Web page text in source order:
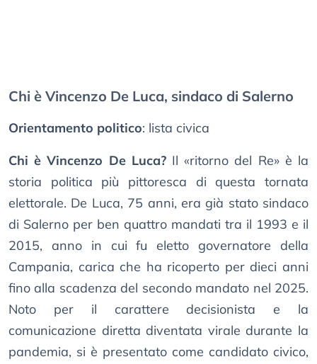
Chi è Vincenzo De Luca, sindaco di Salerno
Orientamento politico: lista civica
Chi è Vincenzo De Luca?Il «ritorno del Re» è la
storia politica più pittoresca di questa tornata
elettorale. De Luca, 75 anni, era già stato sindaco
di Salerno per ben quattro mandati tra il 1993 e il
2015, anno in cui fu eletto governatore della
Campania, carica che ha ricoperto per dieci anni
fino alla scadenza del secondo mandato nel 2025.
Noto per il carattere decisionista e la
comunicazione diretta diventata virale durante la
pandemia, si è presentato come candidato civico,